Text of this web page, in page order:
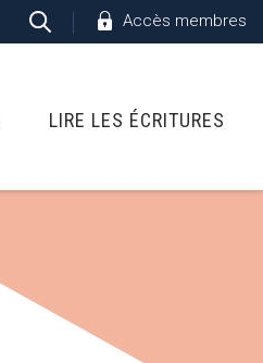
Accès membres
LIRE LES ÉCRITURES